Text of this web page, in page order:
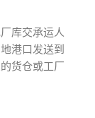
库交承运人
港口发送到
货仓或工厂